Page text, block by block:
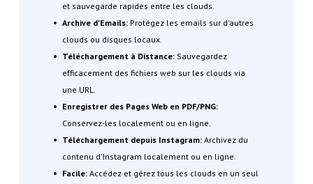
et sauvegarde rapides entre les clouds.
Archive d'Emails:Protégez les emails sur d'autres
clouds ou disques locaux.
Téléchargement à Distance:Sauvegardez
efficacement des fichiers web sur les clouds via
une URL.
Enregistrer des Pages Web en PDF/PNG:
Conservez-les localement ou en ligne.
Téléchargement depuis Instagram: Archivez du
contenu d'Instagram localement ou en ligne.
Facile:Accédez et gérez tous les clouds en un seul